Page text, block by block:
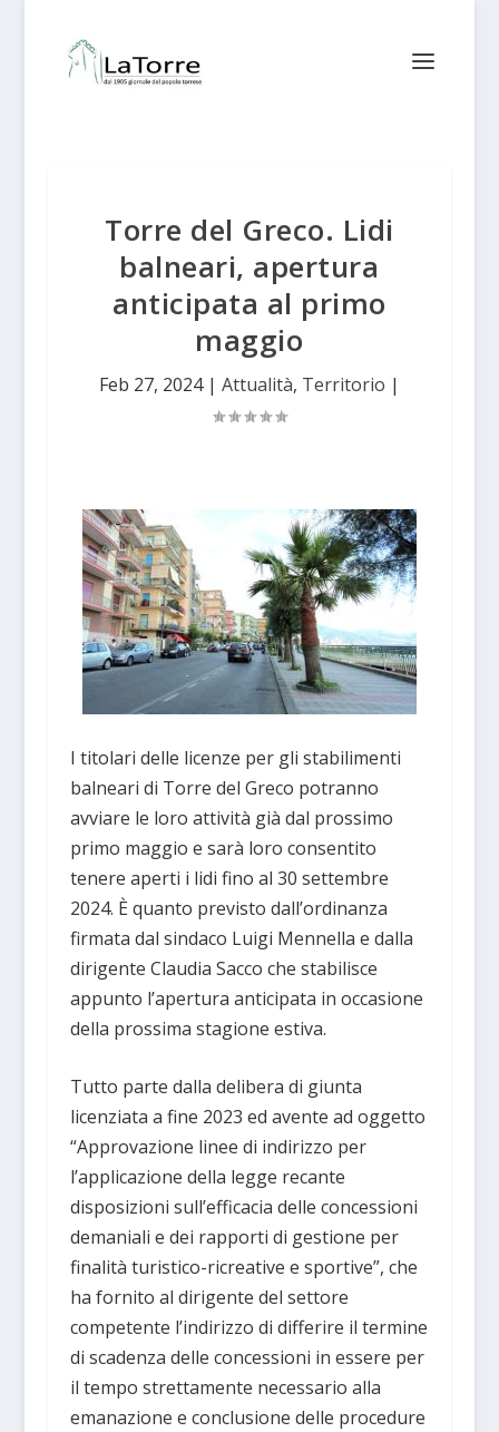
Torre del Greco. Lidi
balneari, apertura
anticipata al primo
maggio
Feb 27, 2024| Attualità, Territorio |
I titolari delle licenze per gli stabilimenti
balneari di Torre del Greco potranno
avviare le loro attività già dal prossimo
primo maggio e sarà loro consentito
tenere aperti i lidi fino al 30 settembre
2024. È quanto previsto dall’ordinanza
firmata dal sindaco Luigi Mennella e dalla
dirigente Claudia Sacco che stabilisce
appunto l’apertura anticipata in occasione
della prossima stagione estiva.
Tutto parte dalla delibera di giunta
licenziata a fine 2023 ed avente ad oggetto
“Approvazione linee di indirizzo per
l’applicazione della legge recante
disposizioni sull’efficacia delle concessioni
demaniali e dei rapporti di gestione per
finalità turistico-ricreative e sportive”, che
ha fornito al dirigente del settore
competente l’indirizzo di differire il termine
di scadenza delle concessioni in essere per
il tempo strettamente necessario alla
emanazione e conclusione delle procedure